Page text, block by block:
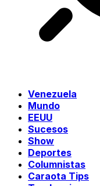
Venezuela
Mundo
EEUU
Sucesos
Show
Deportes
Columnistas
Caraota Tips